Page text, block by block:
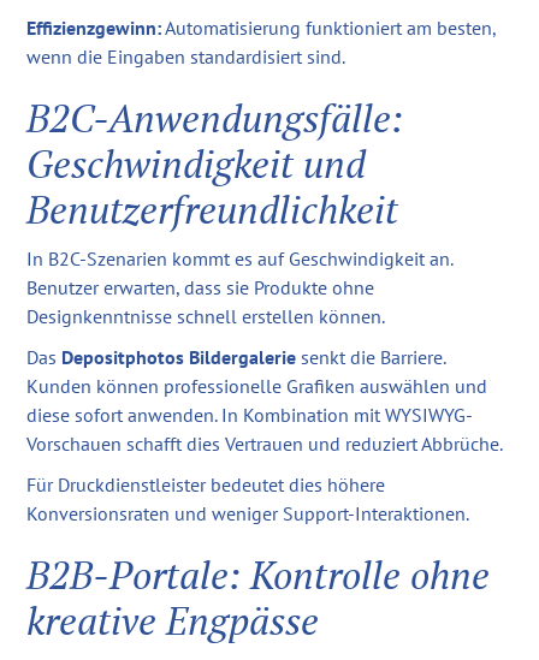
Effizienzgewinn:Automatisierung funktioniert am besten,
wenn die Eingaben standardisiert sind.
B2C-Anwendungsfälle:
Geschwindigkeit und
Benutzerfreundlichkeit
In B2C-Szenarien kommt es auf Geschwindigkeit an.
Benutzer erwarten, dass sie Produkte ohne
Designkenntnisse schnell erstellen können.
Das Depositphotos Bildergalerie senkt die Barriere.
Kunden können professionelle Grafiken auswählen und
diese sofort anwenden. In Kombination mit WYSIWYG-
Vorschauen schafft dies Vertrauen und reduziert Abbrüche.
Für Druckdienstleister bedeutet dies höhere
Konversionsraten und weniger Support-Interaktionen.
B2B-Portale: Kontrolle ohne
kreative Engpässe